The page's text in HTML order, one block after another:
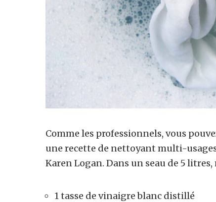
Comme les professionnels, vous
une recette de nettoyant multi-
Karen Logan. Dans un seau de 5 litres,
1 tasse de vinaigre blanc distillé